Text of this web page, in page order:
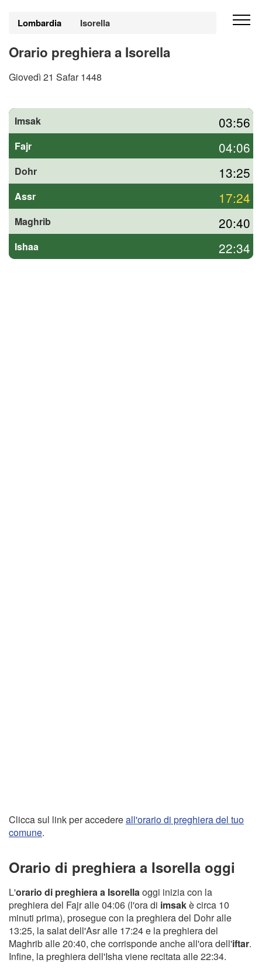
Lombardia Isorella
Orario preghiera a Isorella
Giovedì 21 Safar 1448
Imsak 03:56
Fajr 04:06
Dohr 13:25
Assr 17:24
Maghrib 20:40
Ishaa 22:34
Clicca sul link per accedereall'orario di preghiera del tuo
comune.
Orario di preghiera a Isorella oggi
L'orario di preghiera a Isorellaoggi inizia con la
preghiera del Fajr alle 04:06 (l'ora di imsakè circa 10
minuti prima), prosegue con la preghiera del Dohr alle
13:25, la salat dell'Asr alle 17:24 e la preghiera del
Maghrib alle 20:40, che corrisponde anche all'ora dell'iftar.
Infine, la preghiera dell'Isha viene recitata alle 22:34.